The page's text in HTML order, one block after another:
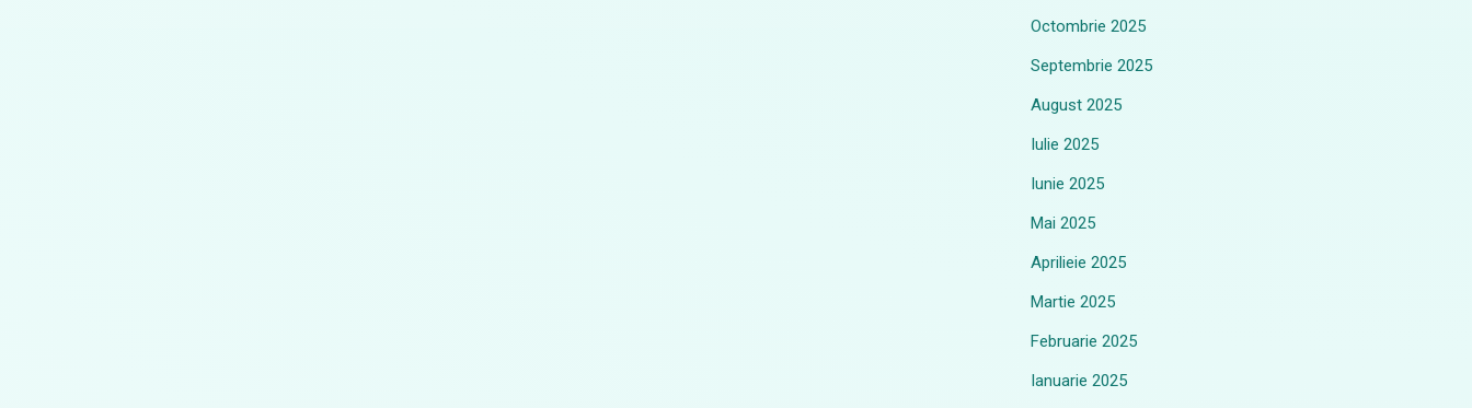
Octombrie 2025
Septembrie 2025
August 2025
Iulie 2025
Iunie 2025
Mai 2025
Aprilieie 2025
Martie 2025
Februarie 2025
Ianuarie 2025